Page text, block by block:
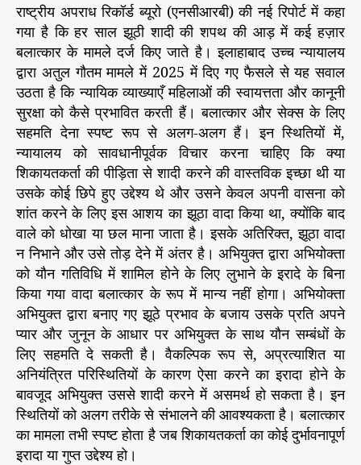
राष्ट्रीय अपराध रिकॉर्ड ब्यूरो (एनसीआरबी) की नई रिपोर्ट में कहा
गया है कि हर साल झूठी शादी की शपथ की आड़ में कई हज़ार
बलात्कार के मामले दर्ज किए जाते है। इलाहाबाद उच्च न्यायालय
द्वारा अतुल गौतम मामले में 2025 में दिए गए फैसले से यह सवाल
उठता है कि न्यायिक व्याख्याएँ महिलाओं की स्वायत्तता और कानूनी
सुरक्षा को कैसे प्रभावित करती हैं। बलात्कार और सेक्स के लिए
सहमति देना स्पष्ट रूप से अलग-अलग हैं। इन स्थितियों में,
न्यायालय को सावधानीपूर्वक विचार करना चाहिए कि क्या
शिकायतकर्ता की पीड़िता से शादी करने की वास्तविक इच्छा थी या
उसके कोई छिपे हुए उद्देश्य थे और उसने केवल अपनी वासना को
शांत करने के लिए इस आशय का झूठा वादा किया था, क्योंकि बाद
वाले को धोखा या छल माना जाता है। इसके अतिरिक्त, झूठा वादा
न निभाने और उसे तोड़ देने में अंतर है। अभियुक्त द्वारा अभियोक्ता
को यौन गतिविधि में शामिल होने के लिए लुभाने के इरादे के बिना
किया गया वादा बलात्कार के रूप में मान्य नहीं होगा। अभियोक्ता
अभियुक्त द्वारा बनाए गए झूठे प्रभाव के बजाय उसके प्रति अपने
प्यार और जुनून के आधार पर अभियुक्त के साथ यौन सम्बंधों के
लिए सहमति दे सकती है। वैकल्पिक रूप से, अप्रत्याशित या
अनियंत्रित परिस्थितियों के कारण ऐसा करने का इरादा होने के
बावजूद अभियुक्त उससे शादी करने में असमर्थ हो सकता है। इन
स्थितियों को अलग तरीके से संभालने की आवश्यकता है। बलात्कार
का मामला तभी स्पष्ट होता है जब शिकायतकर्ता का कोई दुर्भावनापूर्ण
इरादा या गुप्त उद्देश्य हो।